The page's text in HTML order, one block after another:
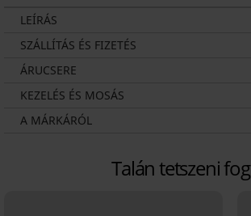
LEÍRÁS
SZÁLLÍTÁS ÉS FIZETÉS
ÁRUCSERE
KEZELÉS ÉS MOSÁS
A MÁRKÁRÓL
Talán tetszeni fog